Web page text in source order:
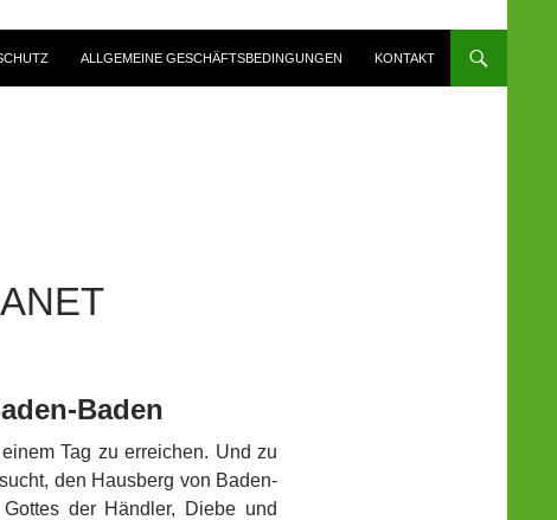
ALLGEMEINE GESCHÄFTSBEDINGUNGEN KONTAKT
Baden
Tag zu erreichen. Und zu
den Hausberg von Baden-
der Händler, Diebe und